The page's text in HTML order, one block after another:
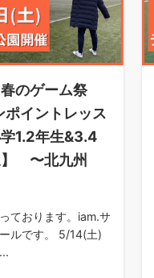
のゲーム祭
ポイントレッス
1.2年生&3.4
】 〜北九州
ております。iam.サ
ルです。 5/14(土)